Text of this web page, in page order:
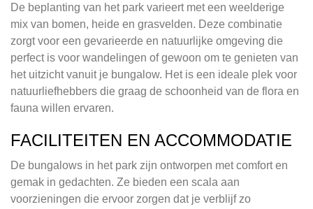
De beplanting van het park varieert met een weelderige
mix van bomen, heide en grasvelden. Deze combinatie
zorgt voor een gevarieerde en natuurlijke omgeving die
perfect is voor wandelingen of gewoon om te genieten van
het uitzicht vanuit je bungalow. Het is een ideale plek voor
natuurliefhebbers die graag de schoonheid van de flora en
fauna willen ervaren.
FACILITEITEN EN ACCOMMODATIE
De bungalows in het park zijn ontworpen met comfort en
gemak in gedachten. Ze bieden een scala aan
voorzieningen die ervoor zorgen dat je verblijf zo